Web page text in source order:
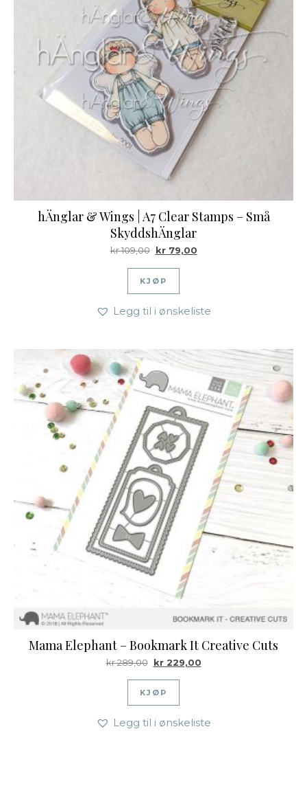
hÄnglar & Wings | A7 Clear Stamps – Små
SkyddshÄnglar
kr109,00 Opprinnelig pris var: kr 109,00.
kr79,00Nåværende pris er: kr
KJØP
Legg til i ønskeliste
Mama Elephant – Bookmark It Creative Cuts
kr289,00 Opprinnelig pris var: kr 289,00.
kr229,00Nåværende pris er: kr
KJØP
Legg til i ønskeliste